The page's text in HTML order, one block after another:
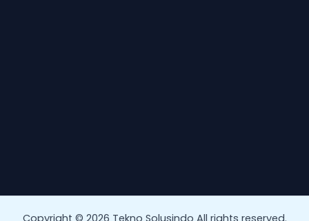
Copyright © 2026 Tekno Solusindo All rights reserved.